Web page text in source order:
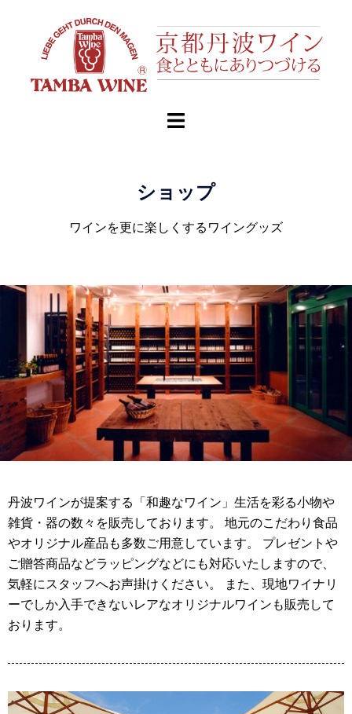
ショップ
ワインを更に楽しくするワイングッズ
丹波ワインが提案する「和趣なワイン」生活を彩る小物や
雑貨・器の数々を販売しております。 地元のこだわり食品
やオリジナル産品も多数ご用意しています。 プレゼントや
ご贈答商品などラッピングなどにも対応いたしますので、
気軽にスタッフへお声掛けください。 また、現地ワイナリ
ーでしか入手できないレアなオリジナルワインも販売して
おります。